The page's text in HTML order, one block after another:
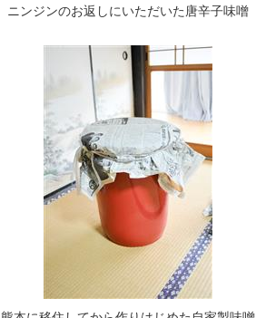
ニンジンのお返しにいただいた唐辛子味噌